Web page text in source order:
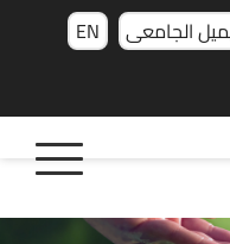
EN الجامعى